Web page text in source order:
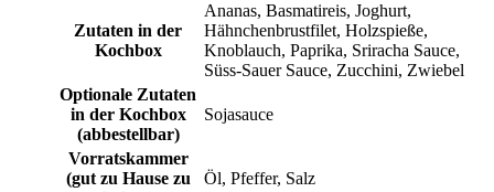
Zutaten in der
Kochbox
Ananas, Basmatireis, Joghurt,
Hähnchenbrustfilet, Holzspieße,
Knoblauch, Paprika, Sriracha Sauce,
Süss-Sauer Sauce, Zucchini, Zwiebel
Optionale Zutaten
in der Kochbox
(abbestellbar)
Sojasauce
Vorratskammer
(gut zu Hause zu
Öl, Pfeffer, Salz